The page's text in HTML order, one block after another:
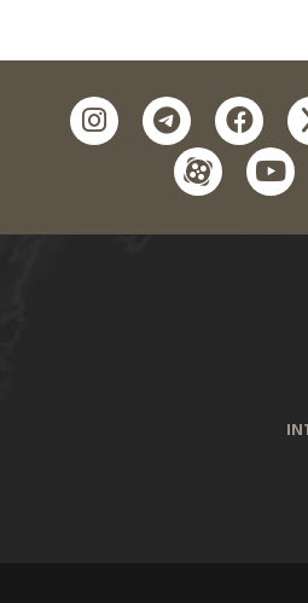
facebook
telegram
instagram
youtube
aparat